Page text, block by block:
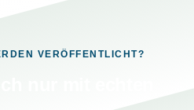
VERÖFFENTLICHT?